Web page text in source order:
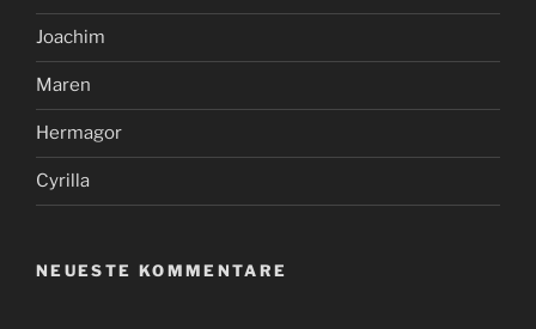
Joachim
Maren
Hermagor
Cyrilla
NEUESTE KOMMENTARE